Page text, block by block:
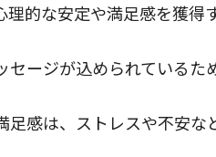
的な安定や満足感を獲得
ージが込められているた
感は、ストレスや不安な